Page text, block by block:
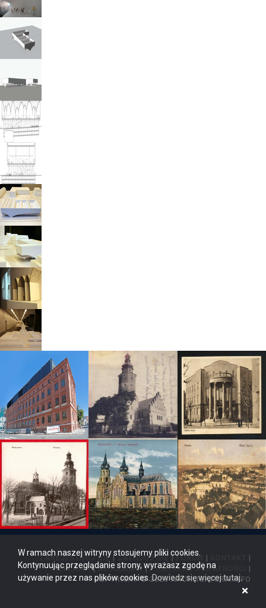
ZAREJESTRUJ SIĘ |ZALOGUJ SIĘ |FORUM |
|
REKLAMA|REGULAMIN |POLITYKA PRYWATNOŚCI
|
COPYRIGHT © 2026 ARCHITEKTURA.INFO
W ramach naszej witryny stosujemy pliki cookies.
Kontynuując przeglądanie strony, wyrażasz zgodę na
używanie przez nas plików cookies.Dowiedz się więcej tutaj.
×